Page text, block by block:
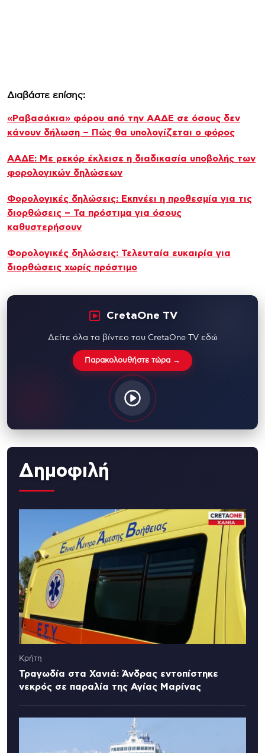
Διαβάστε επίσης:
«Ραβασάκια» φόρου από την ΑΑΔΕ σε όσους δεν
κάνουν δήλωση – Πώς θα υπολογίζεται ο φόρος
ΑΑΔΕ: Με ρεκόρ έκλεισε η διαδικασία υποβολής των
φορολογικών δηλώσεων
Φορολογικές δηλώσεις: Εκπνέει η προθεσμία για τις
διορθώσεις – Τα πρόστιμα για όσους
καθυστερήσουν
Φορολογικές δηλώσεις: Τελευταία ευκαιρία για
διορθώσεις χωρίς πρόστιμο
CretaOne TV
Δείτε όλα τα βίντεο του CretaOne TV εδώ
Παρακολουθήστε τώρα →
Δημοφιλή
Κρήτη
Τραγωδία στα Χανιά: Άνδρας εντοπίστηκε
νεκρός σε παραλία της Αγίας Μαρίνας